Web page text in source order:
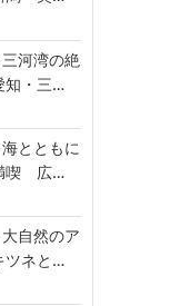
河湾の絶
知・三…
とともに
喫 広…
自然のア
ツネと…